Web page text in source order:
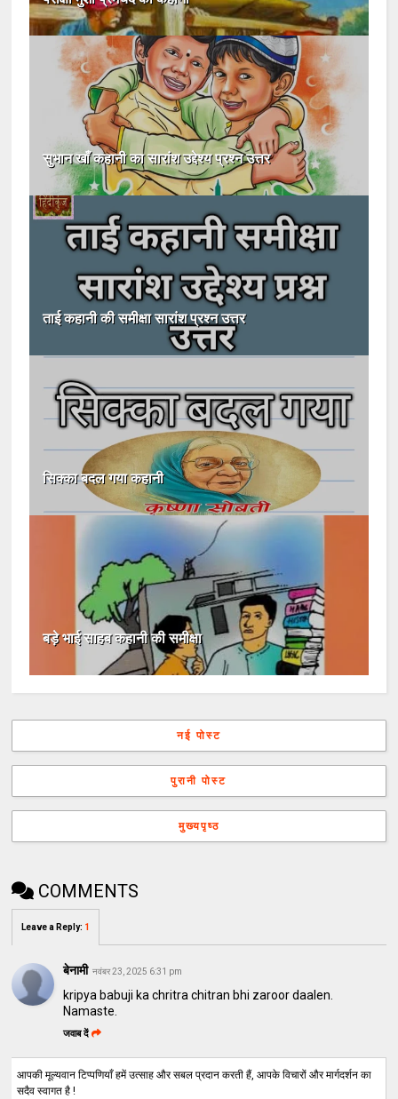
सुभान खाँ कहानी का सारांश उद्देश्य प्रश्न उत्तर
ताई कहानी की समीक्षा सारांश प्रश्न उत्तर
सिक्का बदल गया कहानी
बड़े भाई साहब कहानी की समीक्षा
नई पोस्ट
पुरानी पोस्ट
मुख्यपृष्ठ
COMMENTS
Leave a Reply: 1
बेनामी नवंबर 23, 2025 6:31 pm
kripya babuji ka chritra chitran bhi zaroor daalen.
Namaste.
जवाब दें
आपकी मूल्यवान टिप्पणियाँ हमें उत्साह और सबल प्रदान करती हैं, आपके विचारों और मार्गदर्शन का
सदैव स्वागत है !